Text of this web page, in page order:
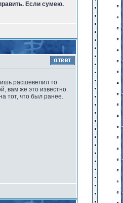
Если сумею.
расшевелил то
вам же это известно.
тот, что был ранее.